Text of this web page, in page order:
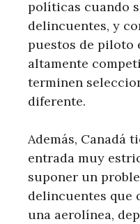
políticas cuando
delincuentes, y
puestos de piloto
altamente
terminen
diferente.
Además, Canadá
entrada muy
suponer un
delincuentes que
una aerolínea,